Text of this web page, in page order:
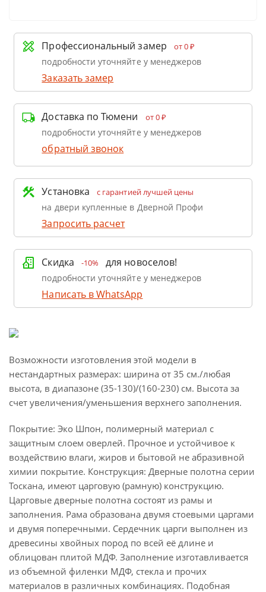
Профессиональный замер от 0 ₽
подробности уточняйте у менеджеров
Заказать замер
Доставка по Тюмени от 0 ₽
подробности уточняйте у менеджеров
обратный звонок
Установка с гарантией лучшей цены
на двери купленные в Дверной Профи
Запросить расчет
Скидка -10% для новоселов!
подробности уточняйте у менеджеров
Написать в WhatsApp
Возможности изготовления этой модели в
нестандартных размерах: ширина от 35 см./любая
высота, в диапазоне (35-130)/(160-230) см. Высота за
счет увеличения/уменьшения верхнего заполнения.
Покрытие: Эко Шпон, полимерный материал с
защитным слоем оверлей. Прочное и устойчивое к
воздействию влаги, жиров и бытовой не абразивной
химии покрытие. Конструкция: Дверные полотна серии
Тоскана, имеют царговую (рамную) конструкцию.
Царговые дверные полотна состоят из рамы и
заполнения. Рама образована двумя стоевыми царгами
и двумя поперечными. Сердечник царги выполнен из
древесины хвойных пород по всей её длине и
облицован плитой МДФ. Заполнение изготавливается
из объемной филенки МДФ, стекла и прочих
материалов в различных комбинациях. Подобная